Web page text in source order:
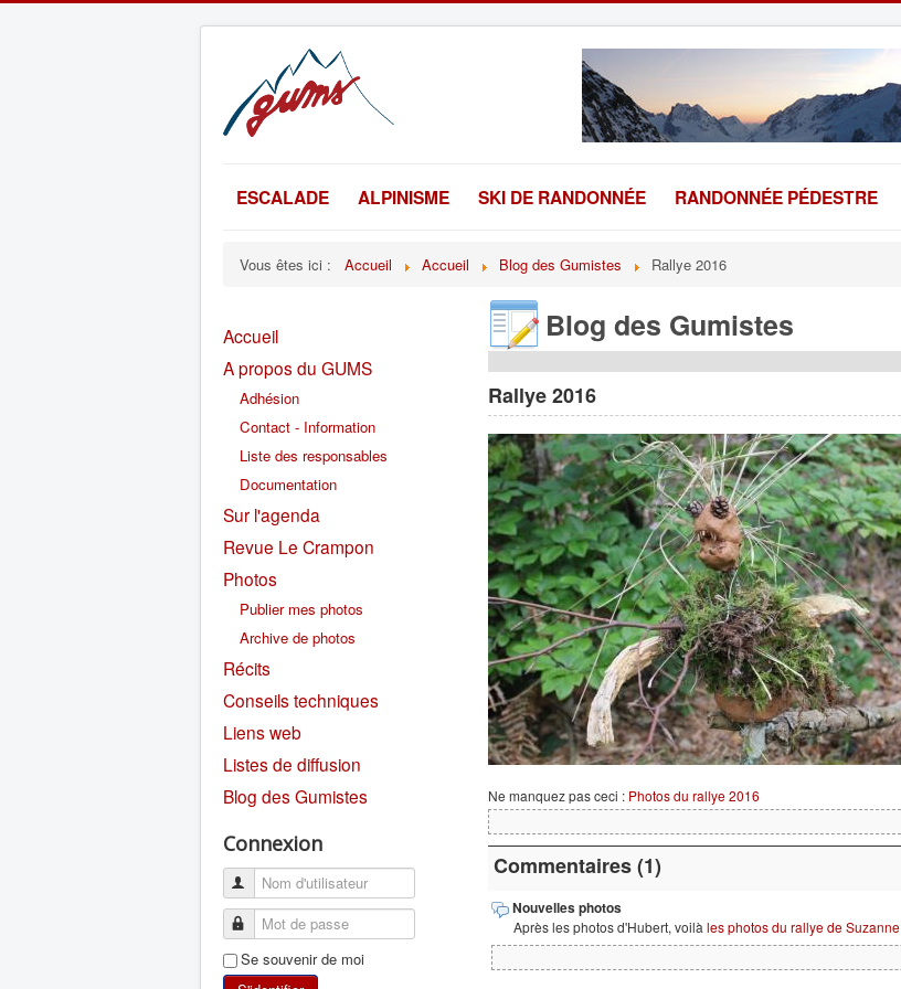
ESCALADE ALPINISME SKI DE RANDONNÉE RANDONNÉE PÉDESTRE
Vous êtes ici : Accueil Accueil Blog des Gumistes Rallye 2016
Accueil
A propos du GUMS
Adhésion
Contact - Information
Liste des responsables
Documentation
Sur l'agenda
Revue Le Crampon
Photos
Publier mes photos
Archive de photos
Récits
Conseils techniques
Liens web
Listes de diffusion
Blog des Gumistes
Connexion
Se souvenir de moi
Blog des Gumistes
Rallye 2016
Ne manquez pas ceci : Photos du rallye 2016
Commentaires (1)
Nouvelles photos
Après les photos d'Hubert, voilà les photos du rallye de Suzanne